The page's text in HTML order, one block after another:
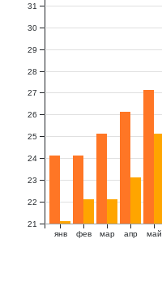
янв фев мар апр май
21
22
23
24
25
26
27
28
29
30
31